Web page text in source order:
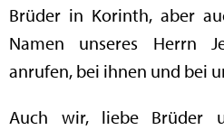
Brüder in Korinth, aber
Namen unseres Herrn
anrufen, bei ihnen und bei
Auch wir, liebe Brüder